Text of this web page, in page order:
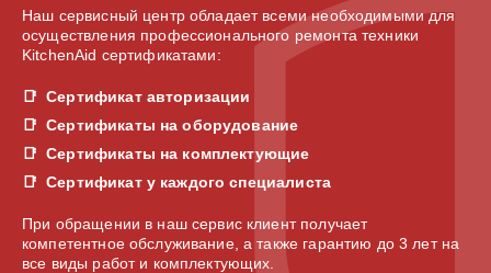
Наш сервисный центр обладает всеми необходимыми для
осуществления профессионального ремонта техники
KitchenAid сертификатами:
Сертификат авторизации
Сертификаты на оборудование
Сертификаты на комплектующие
Сертификат у каждого специалиста
При обращении в наш сервис клиент получает
компетентное обслуживание, а также гарантию до 3 лет на
все виды работ и комплектующих.